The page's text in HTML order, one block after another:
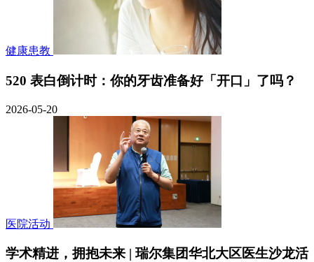
健康患教
520 表白倒计时：你的牙齿准备好「开口」了吗？
2026-05-20
医院活动
学术精进，拥抱未来 | 瑞尔集团华北大区医生沙龙活